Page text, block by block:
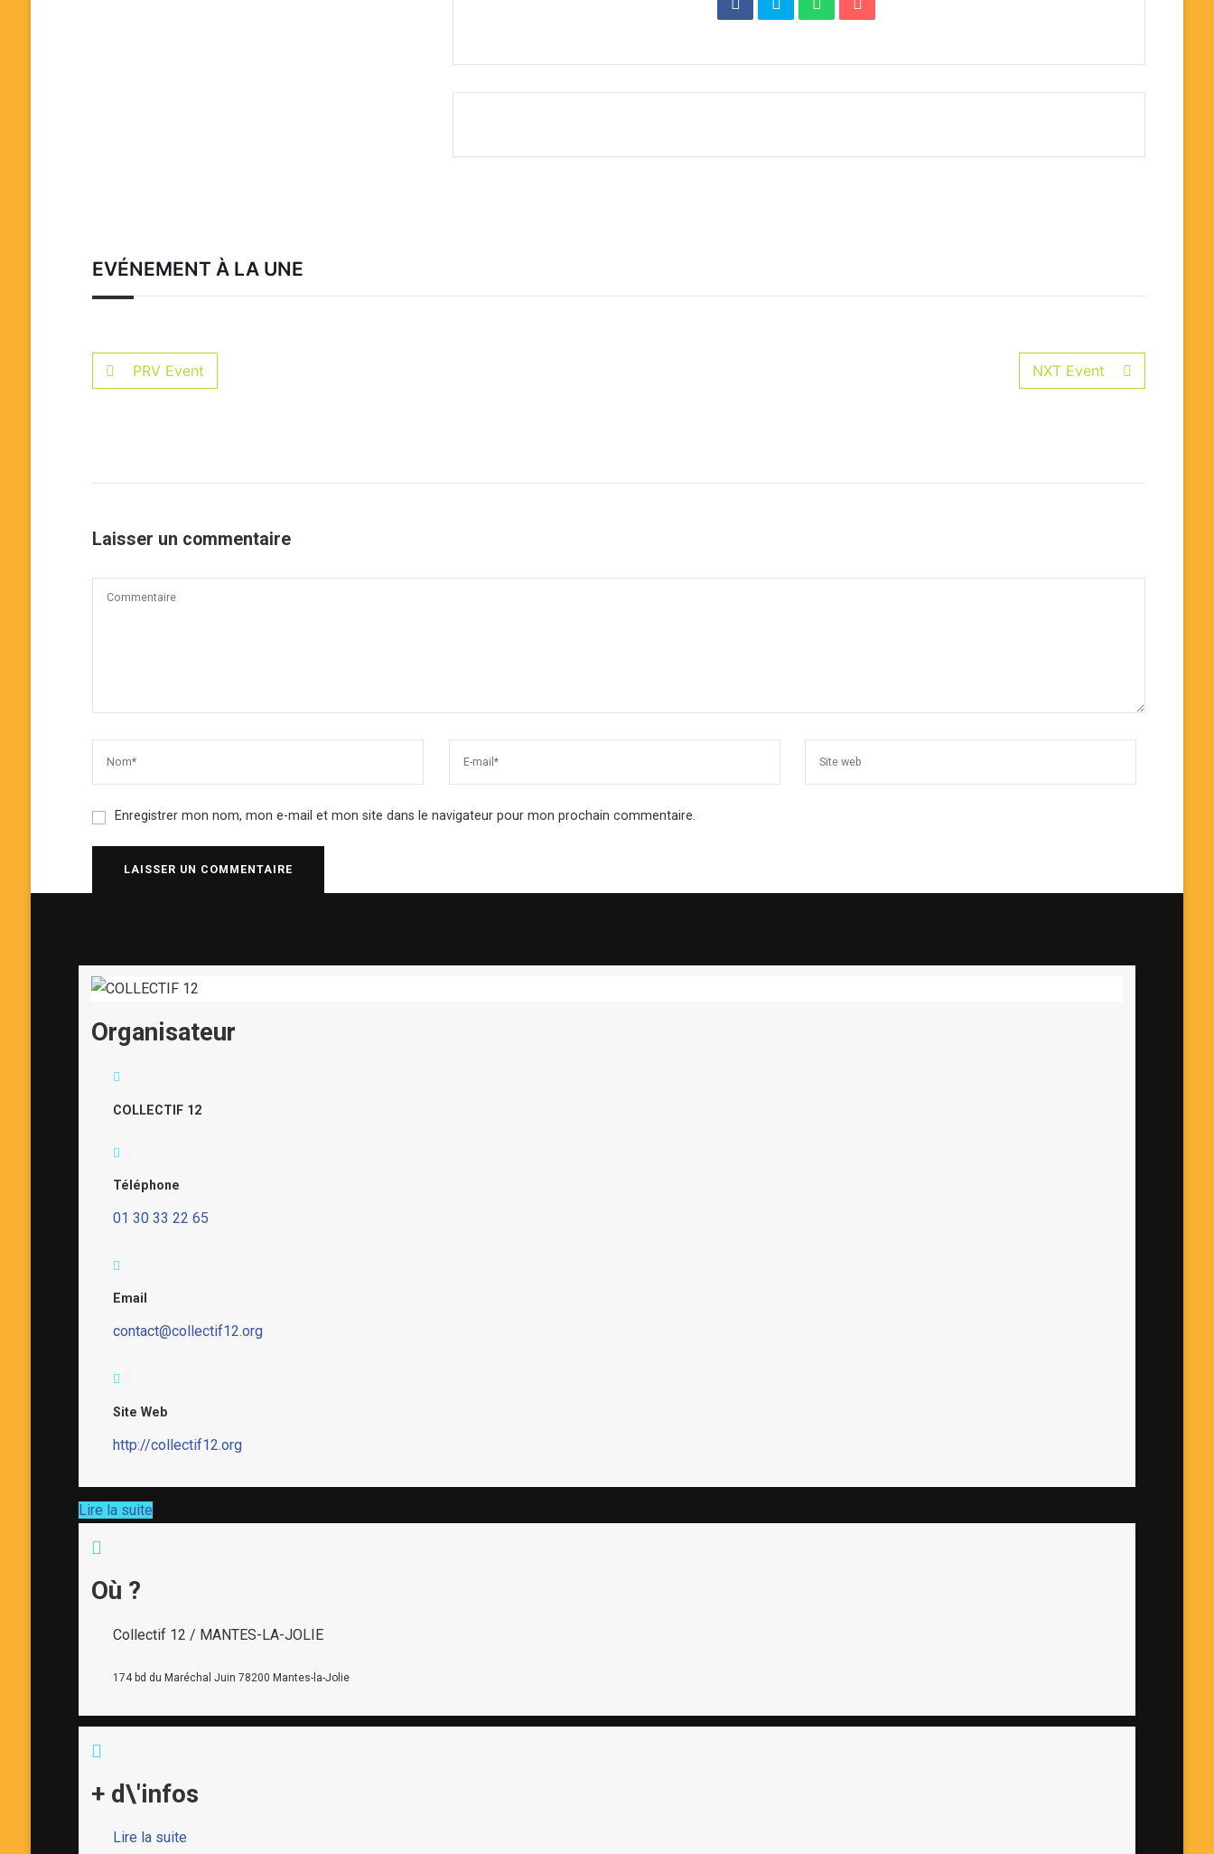
EVÉNEMENT À LA UNE
PRV Event NXT Event
Laisser un commentaire
Enregistrer mon nom, mon e-mail et mon site dans le navigateur pour mon prochain commentaire.
Organisateur
COLLECTIF 12
Téléphone
01 30 33 22 65
Email
contact@collectif12.org
Site Web
http://collectif12.org
Lire la suite
Où ?
Collectif 12 / MANTES-LA-JOLIE
174 bd du Maréchal Juin 78200 Mantes-la-Jolie
+ d\'infos
Lire la suite